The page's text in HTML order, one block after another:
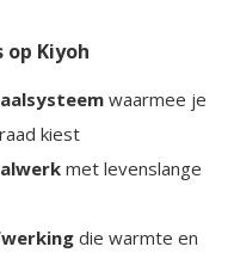
op Kiyoh
waarmee je
kiest
met levenslange
die warmte en